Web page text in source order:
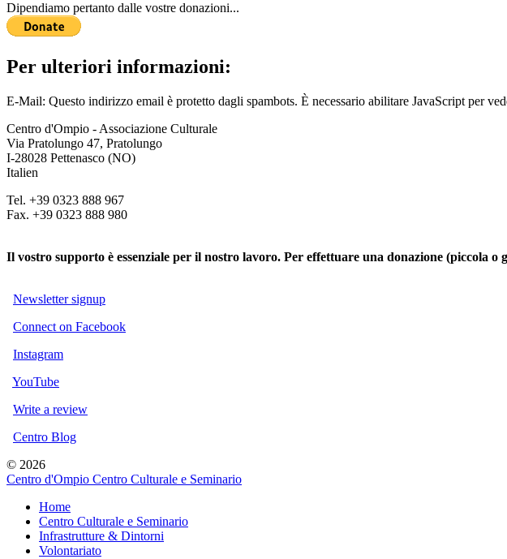
Dipendiamo pertanto dalle vostre donazioni...
Per ulteriori informazioni:
E-Mail: Questo indirizzo email è protetto dagli spambots. È necessario abilitare JavaScript per
Centro d'Ompio - Associazione Culturale
Via Pratolungo 47, Pratolungo
I-28028 Pettenasco (NO)
Italien
Tel. +39 0323 888 967
Fax. +39 0323 888 980
Il vostro supporto è essenziale per il nostro lavoro. Per effettuare una donazione
Newsletter signup
Connect on Facebook
Instagram
YouTube
Write a review
Centro Blog
© 2026
Centro d'Ompio Centro Culturale e Seminario
Home
Centro Culturale e Seminario
Infrastrutture & Dintorni
Volontariato